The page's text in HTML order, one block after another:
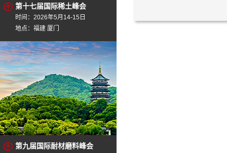
第十七届国际稀土峰会
时间：2026年5月14-15日
地点：福建 厦门
第九届国际耐材磨料峰会